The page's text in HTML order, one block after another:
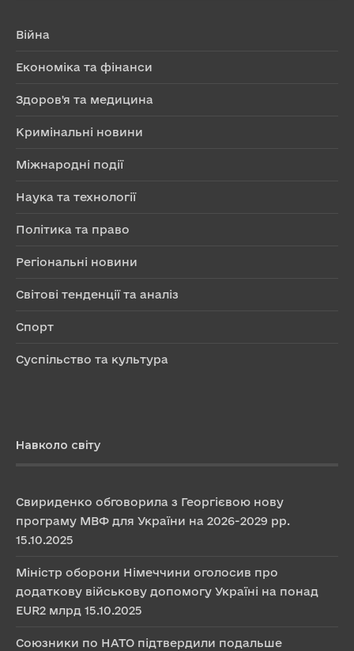
Війна
Економіка та фінанси
Здоров'я та медицина
Кримінальні новини
Міжнародні події
Наука та технології
Політика та право
Регіональні новини
Світові тенденції та аналіз
Спорт
Суспільство та культура
Навколо світу
Свириденко обговорила з Георгієвою нову
програму МВФ для України на 2026-2029 рр.
15.10.2025
Міністр оборони Німеччини оголосив про
додаткову військову допомогу Україні на понад
EUR2 млрд 15.10.2025
Союзники по НАТО підтвердили подальше